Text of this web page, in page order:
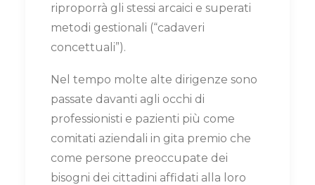
riproporrà gli stessi arcaici e superati
metodi gestionali (“cadaveri
concettuali”).
Nel tempo molte alte dirigenze sono
passate davanti agli occhi di
professionisti e pazienti più come
comitati aziendali in gita premio che
come persone preoccupate dei
bisogni dei cittadini affidati alla loro